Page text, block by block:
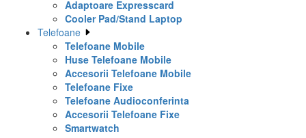
Adaptoare Expresscard
Cooler Pad/Stand Laptop
Telefoane
Telefoane Mobile
Huse Telefoane Mobile
Accesorii Telefoane Mobile
Telefoane Fixe
Telefoane Audioconferinta
Accesorii Telefoane Fixe
Smartwatch